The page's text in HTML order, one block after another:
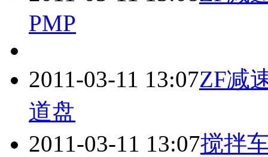
PMP
2011-03-11 13:07ZF减
道盘
2011-03-11 13:07搅拌